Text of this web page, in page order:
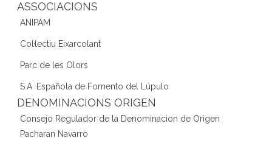
ASSOCIACIONS
ANIPAM
Col·lectiu Eixarcolant
Parc de les Olors
S.A. Española de Fomento del Lúpulo
DENOMINACIONS ORIGEN
Consejo Regulador de la Denominacion de Origen
Pacharan Navarro